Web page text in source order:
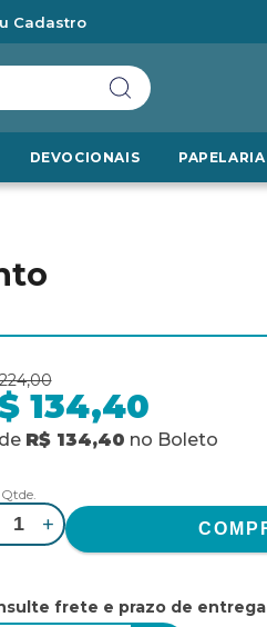
Cadastro
DEVOCIONAIS PAPELARIA
134,40
de R$ 134,40 no Boleto
Qtde.
+
frete e prazo de entrega